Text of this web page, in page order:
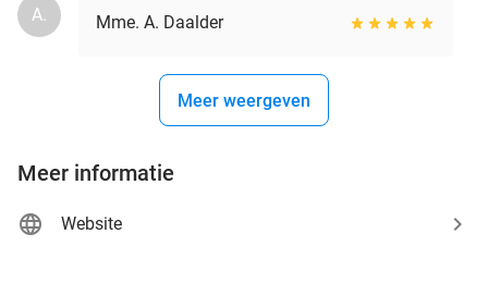
A. Mme. A. Daalder
Meer weergeven
Meer informatie
Website